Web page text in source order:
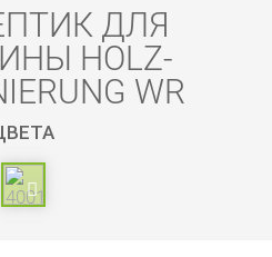
ДЛЯ
HOLZ-
WR